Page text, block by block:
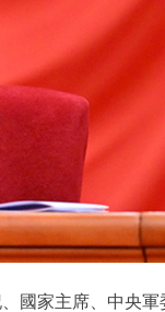
國家主席、中央